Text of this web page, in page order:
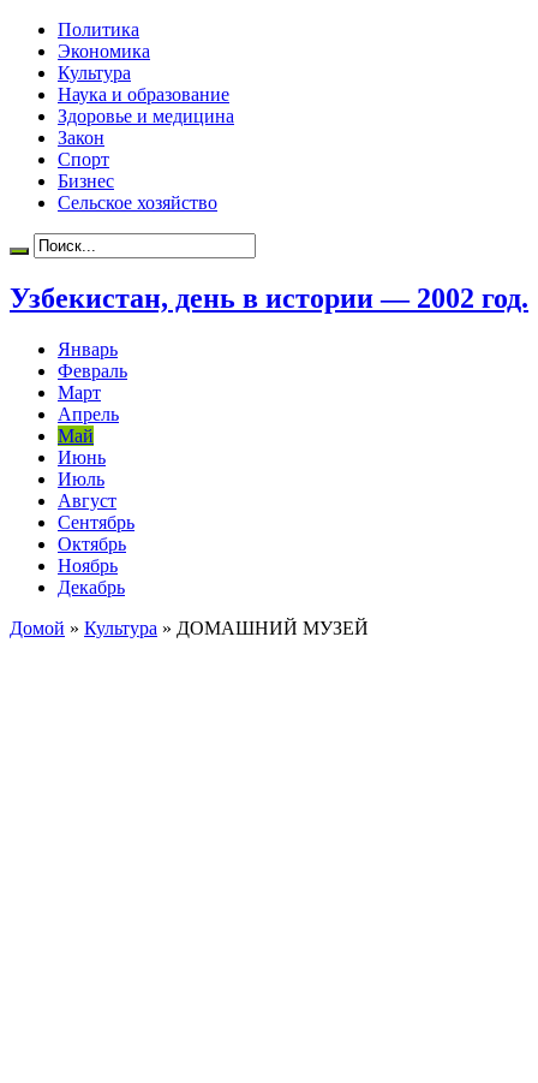
Политика
Экономика
Культура
Наука и образование
Здоровье и медицина
Закон
Спорт
Бизнес
Сельское хозяйство
Узбекистан, день в истории — 2002 год.
Январь
Февраль
Март
Апрель
Май
Июнь
Июль
Август
Сентябрь
Октябрь
Ноябрь
Декабрь
Домой » Культура » ДОМАШНИЙ МУЗЕЙ